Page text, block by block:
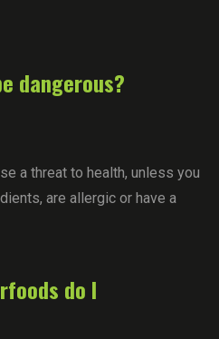
dangerous?
a threat to health, unless you
are allergic or have a
do I